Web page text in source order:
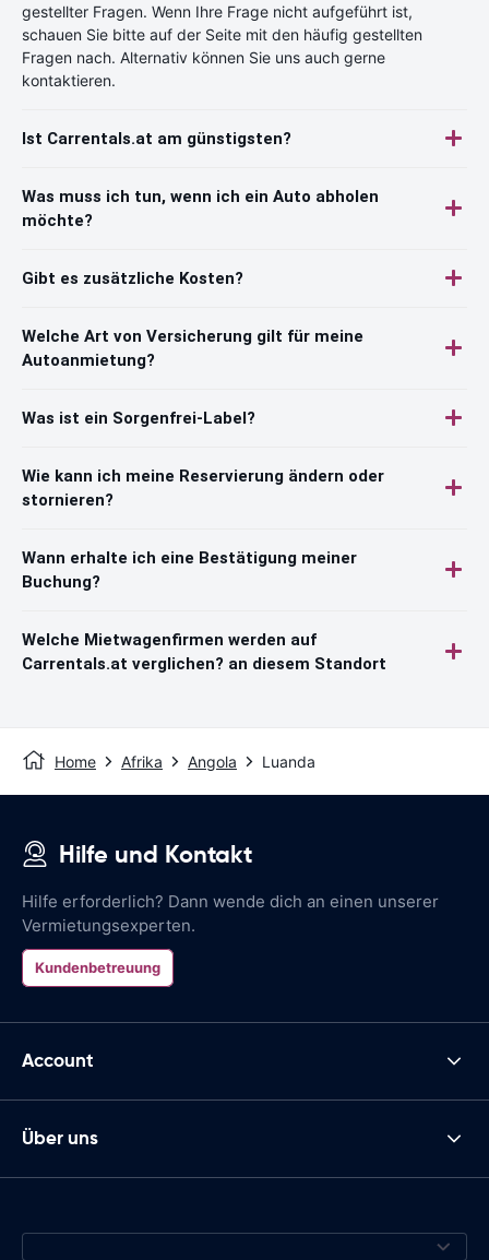
gestellter Fragen. Wenn Ihre Frage nicht aufgeführt ist,
schauen Sie bitte auf der Seite mit den häufig gestellten
Fragen nach. Alternativ können Sie uns auch gerne
kontaktieren.
Ist Carrentals.at am günstigsten?
Was muss ich tun, wenn ich ein Auto abholen
möchte?
Gibt es zusätzliche Kosten?
Welche Art von Versicherung gilt für meine
Autoanmietung?
Was ist ein Sorgenfrei-Label?
Wie kann ich meine Reservierung ändern oder
stornieren?
Wann erhalte ich eine Bestätigung meiner
Buchung?
Welche Mietwagenfirmen werden auf
Carrentals.at verglichen? an diesem Standort
Home Afrika Angola Luanda
Hilfe und Kontakt
Hilfe erforderlich? Dann wende dich an einen unserer
Vermietungsexperten.
Kundenbetreuung
Account
Über uns